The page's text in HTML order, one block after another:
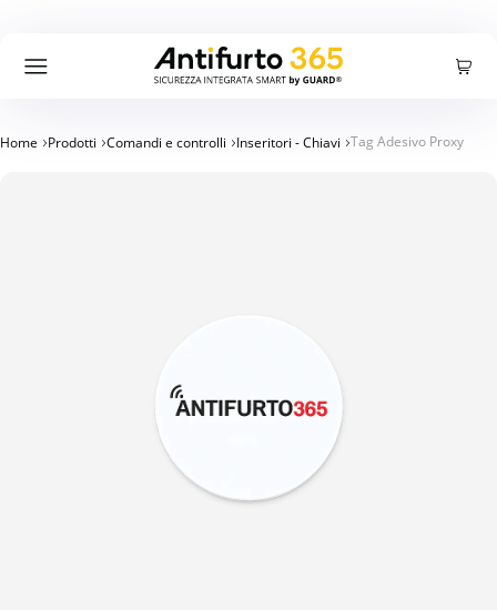
Home Prodotti Comandi e controlli Inseritori - Chiavi Tag Adesivo Proxy